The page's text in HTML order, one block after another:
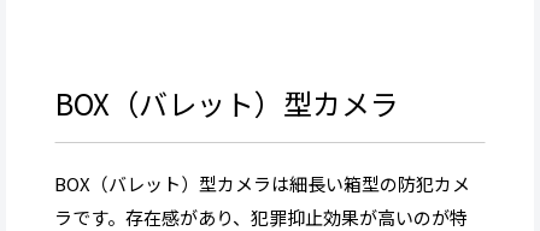
BOX（バレット）型カメラ
BOX（バレット）型カメラは細長い箱型の防犯カメ
ラです。存在感があり、犯罪抑止効果が高いのが特